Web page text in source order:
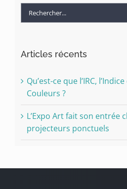
Rechercher:
Articles récents
Qu’est-ce que l’IRC,
Couleurs ?
L’Expo Art fait son entrée
projecteurs ponctuels